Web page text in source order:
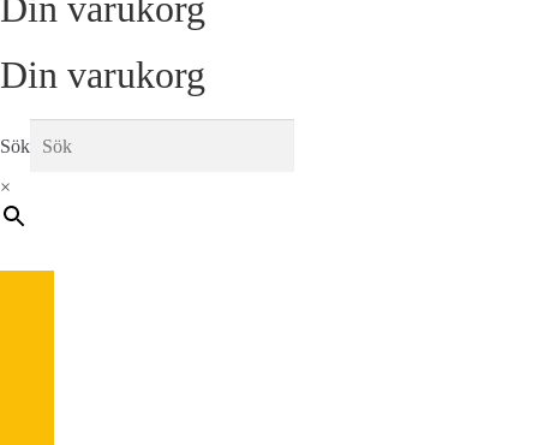
Din varukorg
Sök
×